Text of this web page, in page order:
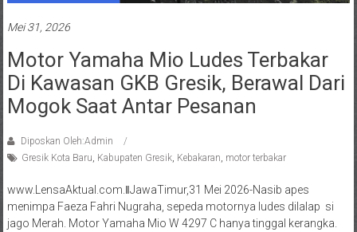
Mei 31, 2026
Motor Yamaha Mio Ludes Terbakar
Di Kawasan GKB Gresik, Berawal Dari
Mogok Saat Antar Pesanan
Diposkan Oleh:Admin
Gresik Kota Baru Kabupaten Gresik, Kebakaran motor terbakar
www.LensaAktual.com.ǁJawaTimur,31 Mei 2026-Nasib apes
menimpa Faeza Fahri Nugraha, sepeda motornya ludes dilalap si
jago Merah. Motor Yamaha Mio W 4297 C hanya tinggal kerangka.